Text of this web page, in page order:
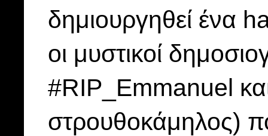
δημιουργηθεί ένα
οι μυστικοί
#RIP_Emmanuel
στρουθοκάμηλος)